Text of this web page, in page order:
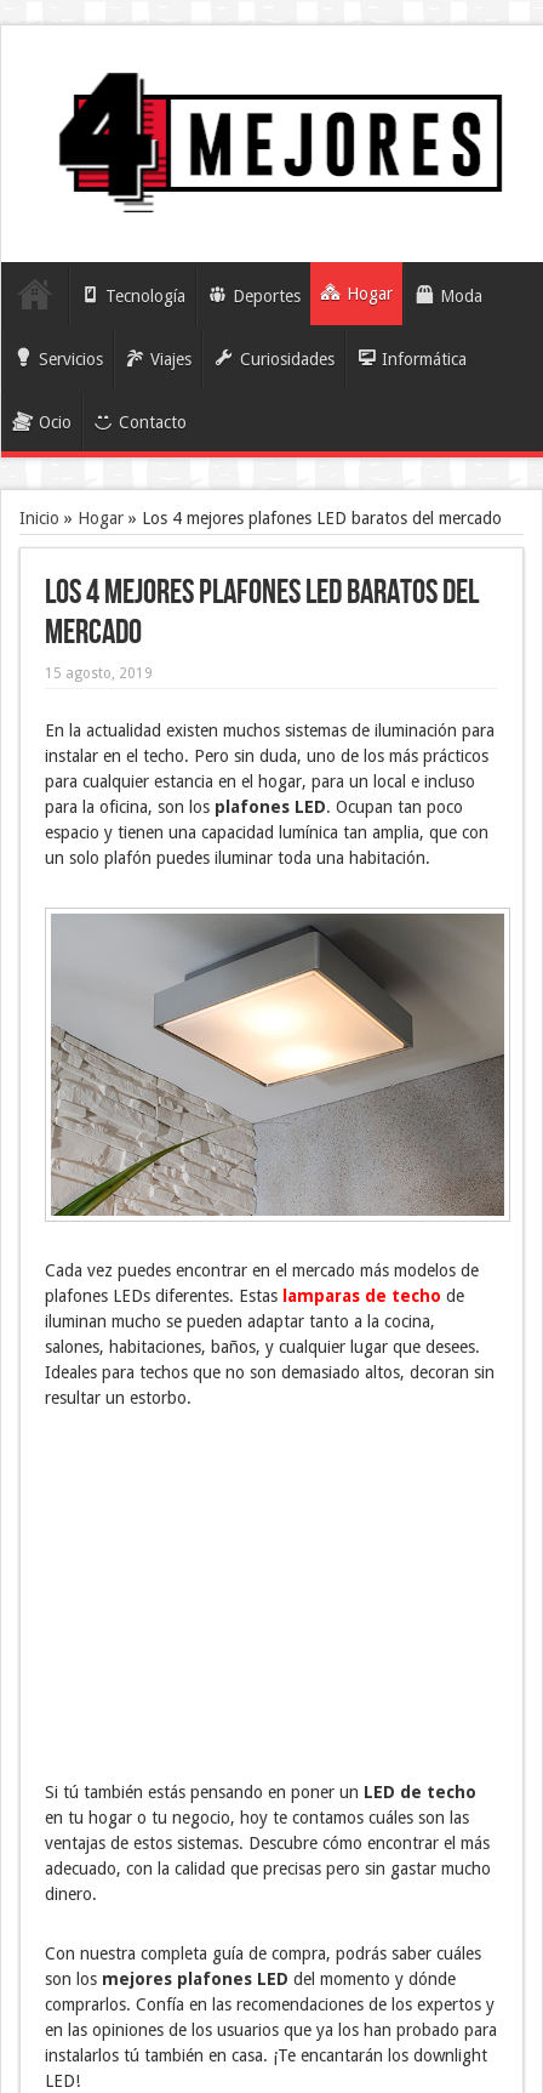
Tecnología Deportes Hogar Moda
Servicios Viajes Curiosidades Informática
Ocio Contacto
Inicio » Hogar » Los 4 mejores plafones LED baratos del mercado
Los 4 mejores plafones LED baratos del
mercado
15 agosto, 2019
En la actualidad existen muchos sistemas de iluminación para
instalar en el techo. Pero sin duda, uno de los más prácticos
para cualquier estancia en el hogar, para un local e incluso
para la oficina, son los plafones LED. Ocupan tan poco
espacio y tienen una capacidad lumínica tan amplia, que con
un solo plafón puedes iluminar toda una habitación.
Cada vez puedes encontrar en el mercado más modelos de
plafones LEDs diferentes. Estas lamparas de techo de
iluminan mucho se pueden adaptar tanto a la cocina,
salones, habitaciones, baños, y cualquier lugar que desees.
Ideales para techos que no son demasiado altos, decoran sin
resultar un estorbo.
Si tú también estás pensando en poner un LED de techo
en tu hogar o tu negocio, hoy te contamos cuáles son las
ventajas de estos sistemas. Descubre cómo encontrar el más
adecuado, con la calidad que precisas pero sin gastar mucho
dinero.
Con nuestra completa guía de compra, podrás saber cuáles
son los mejores plafones LED del momento y dónde
comprarlos. Confía en las recomendaciones de los expertos y
en las opiniones de los usuarios que ya los han probado para
instalarlos tú también en casa. ¡Te encantarán los downlight
LED!